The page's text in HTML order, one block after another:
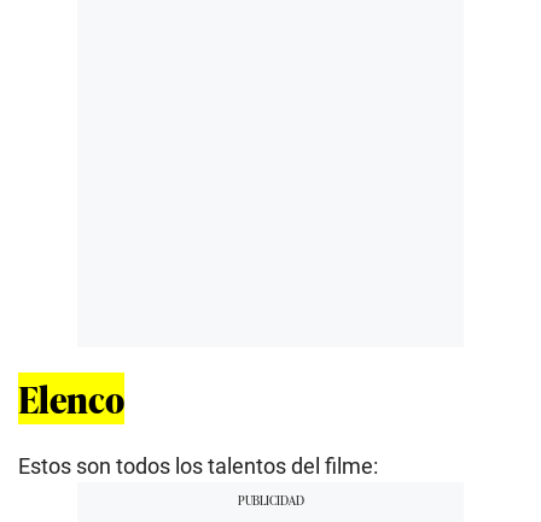
Elenco
Estos son todos los talentos del filme: